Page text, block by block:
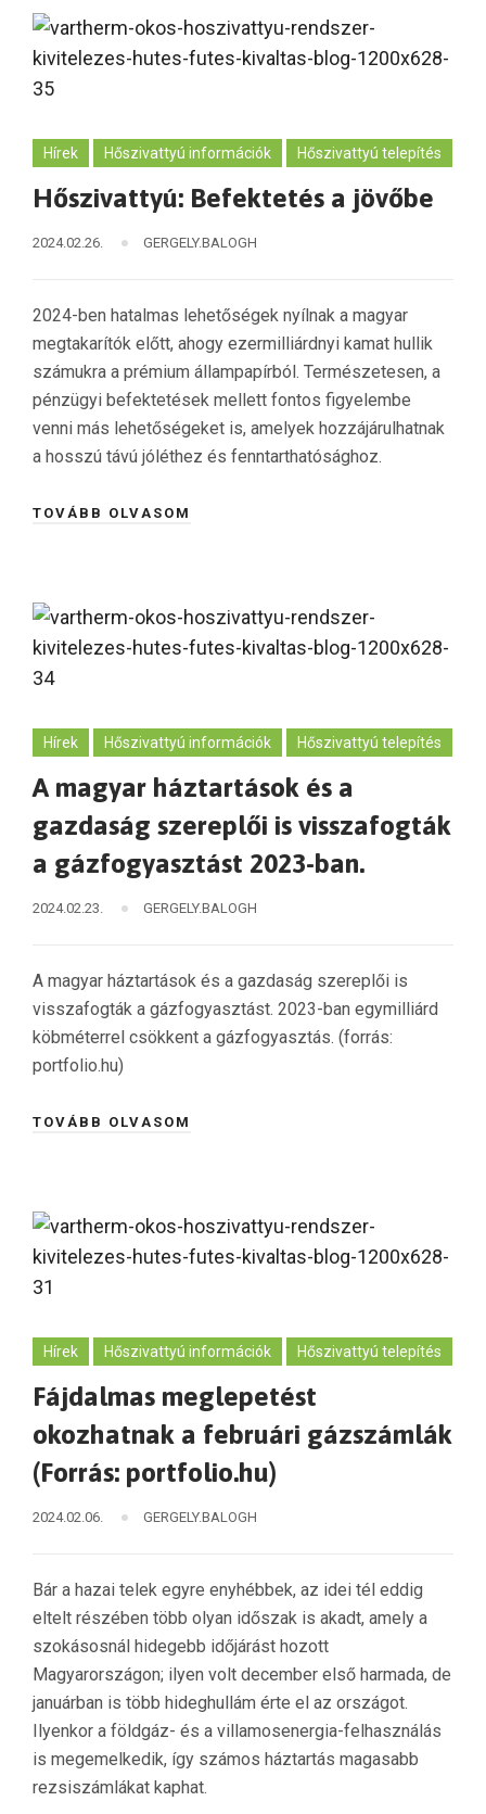
Hírek Hőszivattyú információk Hőszivattyú telepítés
Hőszivattyú: Befektetés a jövőbe
2024.02.26. GERGELY.BALOGH
2024-ben hatalmas lehetőségek nyílnak a magyar
megtakarítók előtt, ahogy ezermilliárdnyi kamat hullik
számukra a prémium állampapírból. Természetesen, a
pénzügyi befektetések mellett fontos figyelembe
venni más lehetőségeket is, amelyek hozzájárulhatnak
a hosszú távú jóléthez és fenntarthatósághoz.
TOVÁBB OLVASOM
Hírek Hőszivattyú információk Hőszivattyú telepítés
A magyar háztartások és a
gazdaság szereplői is visszafogták
a gázfogyasztást 2023-ban.
2024.02.23. GERGELY.BALOGH
A magyar háztartások és a gazdaság szereplői is
visszafogták a gázfogyasztást. 2023-ban egymilliárd
köbméterrel csökkent a gázfogyasztás. (forrás:
portfolio.hu)
TOVÁBB OLVASOM
Hírek Hőszivattyú információk Hőszivattyú telepítés
Fájdalmas meglepetést
okozhatnak a februári gázszámlák
(Forrás: portfolio.hu)
2024.02.06. GERGELY.BALOGH
Bár a hazai telek egyre enyhébbek, az idei tél eddig
eltelt részében több olyan időszak is akadt, amely a
szokásosnál hidegebb időjárást hozott
Magyarországon; ilyen volt december első harmada, de
januárban is több hideghullám érte el az országot.
Ilyenkor a földgáz- és a villamosenergia-felhasználás
is megemelkedik, így számos háztartás magasabb
rezsiszámlákat kaphat.